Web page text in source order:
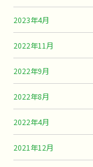
2023年4月
2022年11月
2022年9月
2022年8月
2022年4月
2021年12月